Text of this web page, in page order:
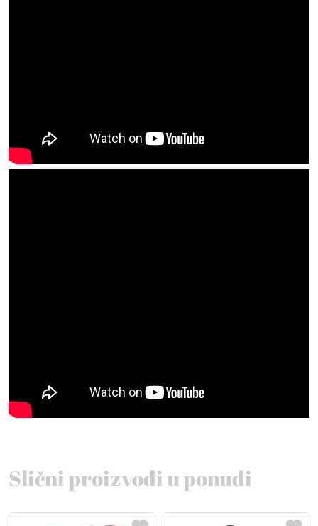
Slični proizvodi u ponudi